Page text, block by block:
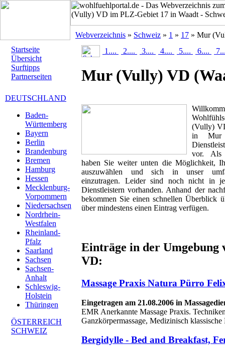
Webverzeichnis » Schweiz » 1 » 17 » Mur
Startseite
Übersicht
Surftipps
Partnerseiten
DEUTSCHLAND
Baden-
Württemberg
Bayern
Berlin
Brandenburg
Bremen
Hamburg
Hessen
Mecklenburg-
Vorpommern
Niedersachsen
Nordrhein-
Westfalen
Rheinland-
Pfalz
Saarland
Sachsen
Sachsen-
Anhalt
Schleswig-
Holstein
Thüringen
ÖSTERREICH
SCHWEIZ
1.... 2.... 3.... 4.... 5.... 6....
Mur (Vully) VD
(Vully)
in Mur
vor. Als
haben Sie weiter unten die Möglichkeit,
auszuwählen und sich in unser
einzutragen. Leider sind noch nicht in
Dienstleistern vorhanden. Anhand der
bekommen Sie einen schnellen Überblick
über mindestens einen Eintrag verfügen.
Einträge in der
VD:
Massage Praxis Natura Pürro
Eingetragen am 21.08.2006 in
EMR Anerkannte Massage Praxis.
Ganzkörpermassage, Medizinisch klassische
Bergidylle - Bed and Breakfast,